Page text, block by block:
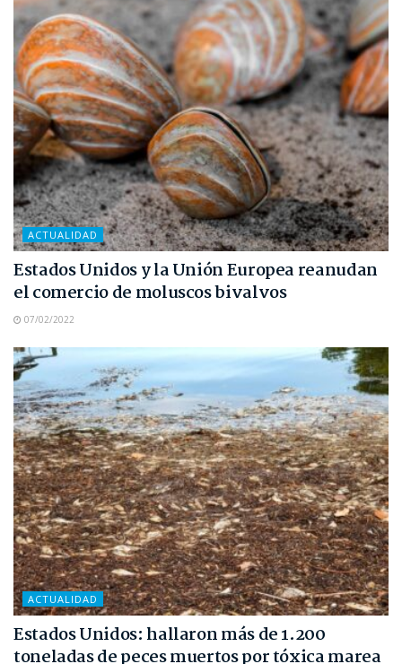
ACTUALIDAD
Estados Unidos y la Unión Europea reanudan
el comercio de moluscos bivalvos
07/02/2022
ACTUALIDAD
Estados Unidos: hallaron más de 1.200
toneladas de peces muertos por tóxica marea